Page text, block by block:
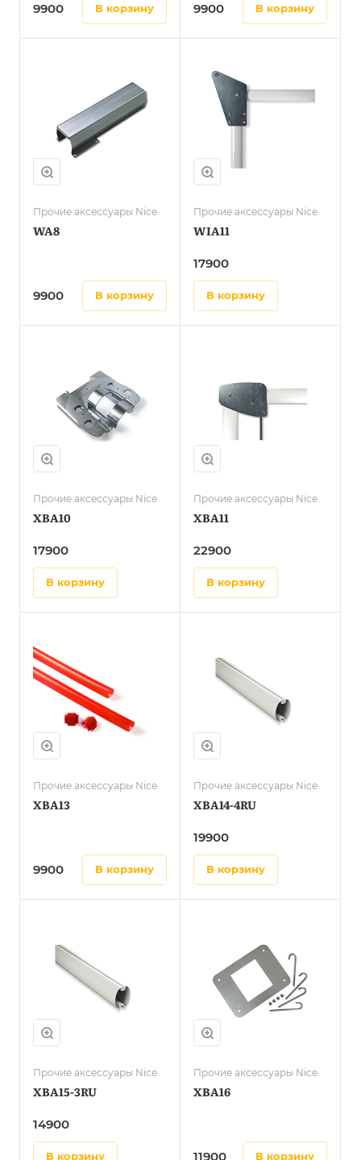
9900 в корзину 9900 в корзину
Прочие аксессуары Nice
WA8
9900 в корзину
Прочие аксессуары Nice
WIA11
17900
в корзину
Прочие аксессуары Nice
XBA10
17900
в корзину
Прочие аксессуары Nice
XBA11
22900
в корзину
Прочие аксессуары Nice
XBA13
9900 в корзину
Прочие аксессуары Nice
XBA14-4RU
19900
в корзину
Прочие аксессуары Nice
XBA15-3RU
14900
в корзину
Прочие аксессуары Nice
XBA16
11900 в корзину